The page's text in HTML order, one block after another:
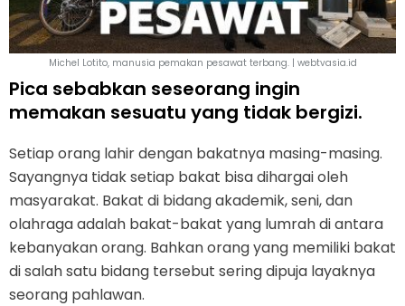
Michel Lotito, manusia pemakan pesawat terbang. | webtvasia.id
Pica sebabkan seseorang ingin
memakan sesuatu yang tidak bergizi.
Setiap orang lahir dengan bakatnya masing-masing.
Sayangnya tidak setiap bakat bisa dihargai oleh
masyarakat. Bakat di bidang akademik, seni, dan
olahraga adalah bakat-bakat yang lumrah di antara
kebanyakan orang. Bahkan orang yang memiliki bakat
di salah satu bidang tersebut sering dipuja layaknya
seorang pahlawan.